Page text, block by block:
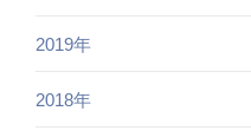
2019年
2018年